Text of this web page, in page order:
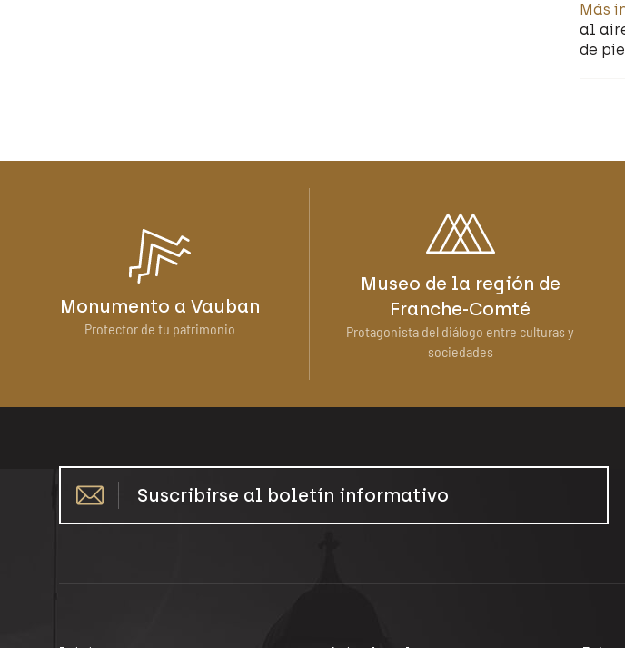
Más
al
de pie
Monumento a Vauban
Protector de tu patrimonio
Museo de la región de
Franche-Comté
Protagonista del diálogo entre culturas y
sociedades
Suscribirse al boletín informativo